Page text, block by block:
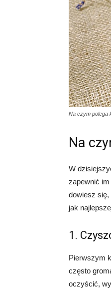
Na czym polega
Na
W
zapewnić im
dowiesz
jak
1.
Pierwszym
często
oczyścić,